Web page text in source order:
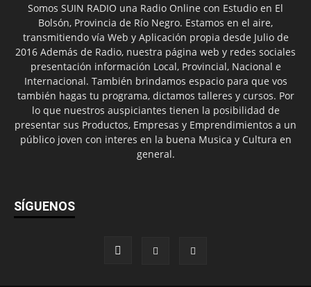
Somos SUIN RADIO una Radio Online con Estudio en El
Bolsón, Provincia de Río Negro. Estamos en el aire,
transmitiendo vía Web y Aplicación propia desde Julio de
2016 Además de Radio, nuestra página web y redes sociales
presentación información Local, Provincial, Nacional e
Internacional. También brindamos espacio para que vos
también hagas tu programa, dictamos talleres y cursos. Por
lo que nuestros auspiciantes tienen la posibilidad de
presentar sus Productos, Empresas y Emprendimientos a un
público joven con interes en la buena Musica y Cultura en
general.
SÍGUENOS